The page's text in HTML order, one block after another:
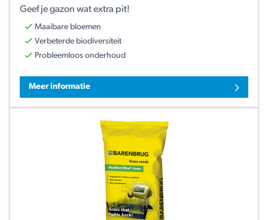
Geef je gazon wat extra pit!
Maaibare bloemen
Verbeterde biodiversiteit
Probleemloos onderhoud
Meer informatie